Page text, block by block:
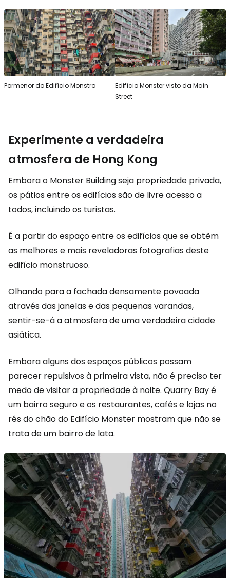
Pormenor do Edifício Monstro
Edifício Monster visto da Main
Street
Experimente a verdadeira
atmosfera de Hong Kong
Embora o Monster Building seja propriedade privada,
os pátios entre os edifícios são de livre acesso a
todos, incluindo os turistas.
É a partir do espaço entre os edifícios que se obtêm
as melhores e mais reveladoras fotografias deste
edifício monstruoso.
Olhando para a fachada densamente povoada
através das janelas e das pequenas varandas,
sentir-se-á a atmosfera de uma verdadeira cidade
asiática.
Embora alguns dos espaços públicos possam
parecer repulsivos à primeira vista, não é preciso ter
medo de visitar a propriedade à noite. Quarry Bay é
um bairro seguro e os restaurantes, cafés e lojas no
rés do chão do Edifício Monster mostram que não se
trata de um bairro de lata.